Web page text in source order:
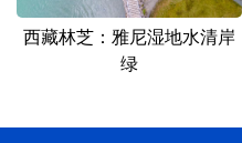
西藏林芝：雅尼湿地水清岸
绿